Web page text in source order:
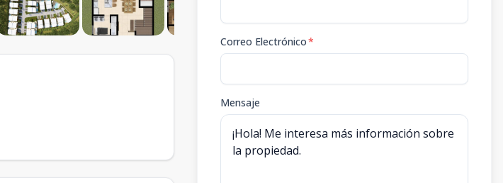
Correo Electrónico*
Mensaje